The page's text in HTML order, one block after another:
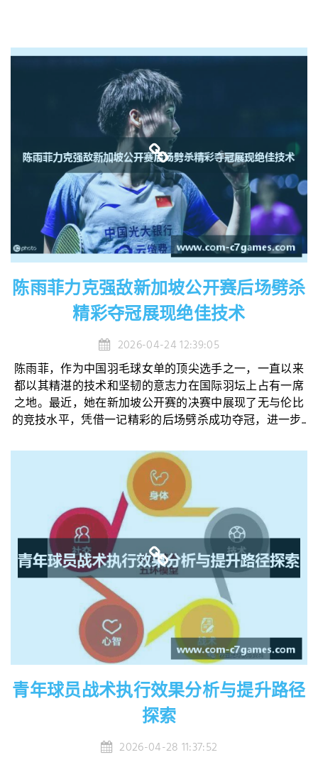
陈雨菲力克强敌新加坡公开赛后场劈杀
精彩夺冠展现绝佳技术
2026-04-24 12:39:05
陈雨菲，作为中国羽毛球女单的顶尖选手之一，一直以来
都以其精湛的技术和坚韧的意志力在国际羽坛上占有一席
之地。最近，她在新加坡公开赛的决赛中展现了无与伦比
的竞技水平，凭借一记精彩的后场劈杀成功夺冠，进一步...
青年球员战术执行效果分析与提升路径
探索
2026-04-28 11:37:52